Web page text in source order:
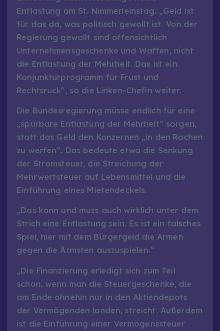
Entlastung am St. Nimmerleinstag. „Geld ist
für das da, was politisch gewollt ist. Von der
Regierung gewollt sind offensichtlich
Unternehmensgeschenke und Waffen, nicht
die Entlastung der Mehrheit. Das ist ein
Konjunkturprogramm für Frust und
Rechtsruck“, so die Linken-Chefin weiter.
Die Bundesregierung müsse endlich für eine
„spürbare Entlastung der Mehrheit“ sorgen,
statt das Geld den Konzernen „in den Rachen
zu werfen“. Das bedeute etwa die Senkung
der Stromsteuer, die Streichung der
Mehrwertsteuer auf Lebensmittel und die
Einführung eines Mietendeckels.
„Das kann und muss auch wirklich unter dem
Strich eine Entlastung sein. Es ist ein falsches
Spiel, hier mit dem Bürgergeld die Armen
gegen die Ärmsten auszuspielen.“
„Die Finanzierung erledigt sich zum Teil
schon, wenn man die Steuergeschenke, die
am Ende ohnehin nur in den Aktiendepots
der Vermögenden landen, streicht. Außerdem
ist die Einführung einer Vermögenssteuer